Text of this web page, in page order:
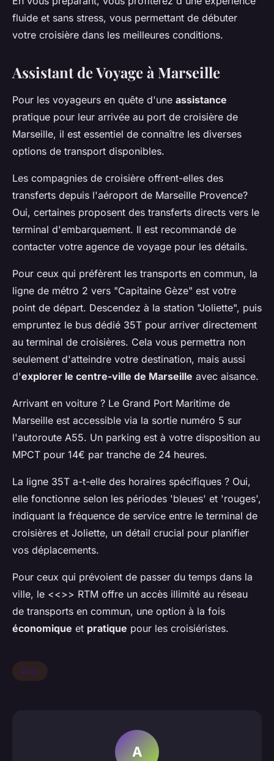
fluide et sans stress, vous permettant de débuter
votre croisière dans les meilleures conditions.
Assistant de Voyage à Marseille
Pour les voyageurs en quête d'une assistance
pratique pour leur arrivée au port de croisière de
Marseille, il est essentiel de connaître les diverses
options de transport disponibles.
Les compagnies de croisière offrent-elles des
transferts depuis l'aéroport de Marseille Provence?
Oui, certaines proposent des transferts directs vers le
terminal d'embarquement. Il est recommandé de
contacter votre agence de voyage pour les détails.
Pour ceux qui préfèrent les transports en commun, la
ligne de métro 2 vers "Capitaine Gèze" est votre
point de départ. Descendez à la station "Joliette", puis
empruntez le bus dédié 35T pour arriver directement
au terminal de croisières. Cela vous permettra non
seulement d'atteindre votre destination, mais aussi
d'explorer le centre-ville de Marseille avec aisance.
Arrivant en voiture ? Le Grand Port Maritime de
Marseille est accessible via la sortie numéro 5 sur
l'autoroute A55. Un parking est à votre disposition au
MPCT pour 14€ par tranche de 24 heures.
La ligne 35T a-t-elle des horaires spécifiques ? Oui,
elle fonctionne selon les périodes 'bleues' et 'rouges',
indiquant la fréquence de service entre le terminal de
croisières et Joliette, un détail crucial pour planifier
vos déplacements.
Pour ceux qui prévoient de passer du temps dans la
ville, le <<>> RTM offre un accès illimité au réseau
de transports en commun, une option à la fois
économique et pratique pour les croisiéristes.
Actu
A